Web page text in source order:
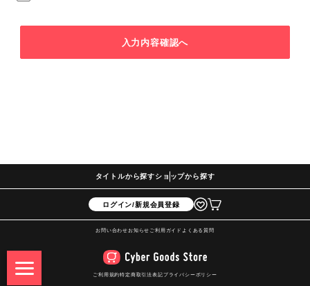
入力内容確認へ
タイトルから探すショップから探す
ログイン/新規会員登録
お問い合わせ お知らせ ご利用ガイド よくある質問
ご利用規約特定商取引法表記プライバシーポリシー